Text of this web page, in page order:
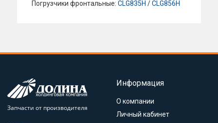
Погрузчики фронтальные: CLG835H /CLG856H
Запчасти от производителя
Информация
О компании
Личный кабинет